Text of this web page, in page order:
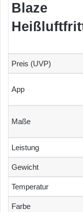
Blaze
Preis (UVP)
App
Maße
Leistung
Gewicht
Temperatur
Farbe